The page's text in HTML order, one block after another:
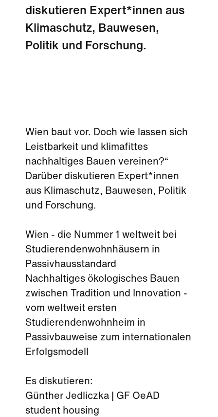
diskutieren Expert*innen aus
Klimaschutz, Bauwesen,
Politik und Forschung.
Wien baut vor. Doch wie lassen sich
Leistbarkeit und klimafittes
nachhaltiges Bauen vereinen?“
Darüber diskutieren Expert*innen
aus Klimaschutz, Bauwesen, Politik
und Forschung.
Wien - die Nummer 1 weltweit bei
Studierendenwohnhäusern in
Passivhausstandard
Nachhaltiges ökologisches Bauen
zwischen Tradition und Innovation -
vom weltweit ersten
Studierendenwohnheim in
Passivbauweise zum internationalen
Erfolgsmodell
Es diskutieren:
Günther Jedliczka | GF OeAD
student housing